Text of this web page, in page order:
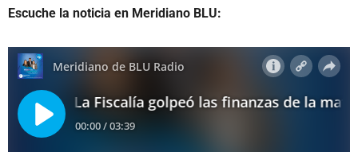
Escuche la noticia en Meridiano BLU: